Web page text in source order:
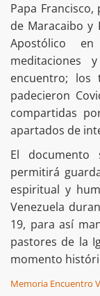
Papa Francisco,
de Maracaibo y
Apostólico
meditaciones
encuentro; los
padecieron
compartidas
apartados de
El
permitirá
espiritual y
Venezuela
19, para así
pastores de la
momento
Memoria Encuentro